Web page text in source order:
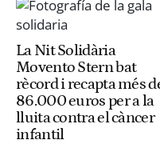
La Nit Solidària
Movento Stern bat
rècord i recapta més
86.000 euros per a la
lluita contra el càncer
infantil